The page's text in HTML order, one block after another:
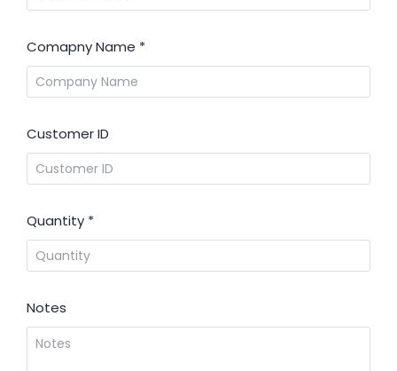
Comapny Name *
Customer ID
Quantity *
Notes